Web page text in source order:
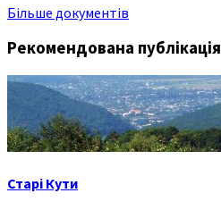
Більше документів
Рекомендована публікація
Старі Кути